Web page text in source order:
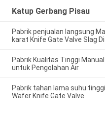
Katup Gerbang Pisau
Pabrik penjualan langsung
karat Knife Gate Valve Slag
Pabrik Kualitas Tinggi
untuk Pengolahan Air
Pabrik tahan lama suhu
Wafer Knife Gate Valve